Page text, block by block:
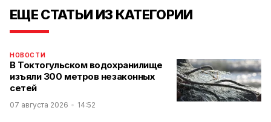
ЕЩЕ СТАТЬИ ИЗ КАТЕГОРИИ
НОВОСТИ
В Токтогульском водохранилище
изъяли 300 метров незаконных
сетей
07 августа 2026 14:52